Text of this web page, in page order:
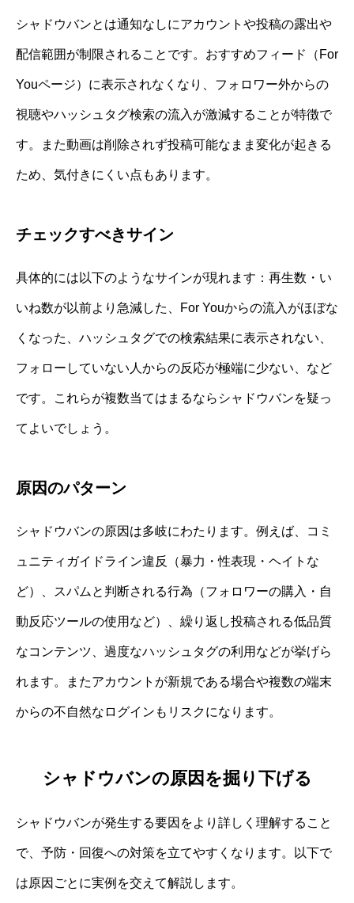
シャドウバンとは通知なしにアカウントや投稿の露出や
配信範囲が制限されることです。おすすめフィード（For
Youページ）に表示されなくなり、フォロワー外からの
視聴やハッシュタグ検索の流入が激減することが特徴で
す。また動画は削除されず投稿可能なまま変化が起きる
ため、気付きにくい点もあります。
チェックすべきサイン
具体的には以下のようなサインが現れます：再生数・い
いね数が以前より急減した、For Youからの流入がほぼな
くなった、ハッシュタグでの検索結果に表示されない、
フォローしていない人からの反応が極端に少ない、など
です。これらが複数当てはまるならシャドウバンを疑っ
てよいでしょう。
原因のパターン
シャドウバンの原因は多岐にわたります。例えば、コミ
ュニティガイドライン違反（暴力・性表現・ヘイトな
ど）、スパムと判断される行為（フォロワーの購入・自
動反応ツールの使用など）、繰り返し投稿される低品質
なコンテンツ、過度なハッシュタグの利用などが挙げら
れます。またアカウントが新規である場合や複数の端末
からの不自然なログインもリスクになります。
シャドウバンの原因を掘り下げる
シャドウバンが発生する要因をより詳しく理解すること
で、予防・回復への対策を立てやすくなります。以下で
は原因ごとに実例を交えて解説します。